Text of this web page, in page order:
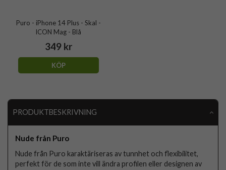
Puro - iPhone 14 Plus - Skal -
ICON Mag - Blå
349 kr
KÖP
PRODUKTBESKRIVNING
Nude från Puro
Nude från Puro karaktäriseras av tunnhet och flexibilitet,
perfekt för de som inte vill ändra profilen eller designen av